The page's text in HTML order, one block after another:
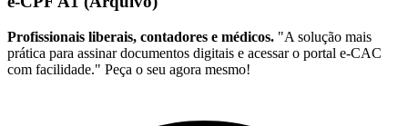
Profissionais liberais, contadores e médicos. "A solução mais
prática para assinar documentos digitais e acessar o portal e-CAC
com facilidade." Peça o seu agora mesmo!